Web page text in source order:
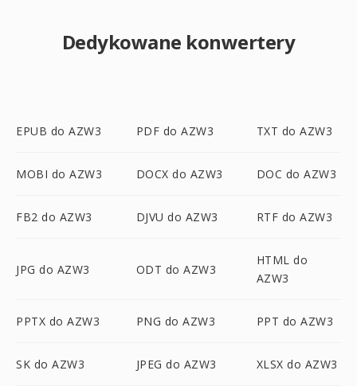
Dedykowane konwertery
EPUB do AZW3 PDF do AZW3 TXT do AZW3
MOBI do AZW3 DOCX do AZW3 DOC do AZW3
FB2 do AZW3 DJVU do AZW3 RTF do AZW3
JPG do AZW3 ODT do AZW3
HTML do
AZW3
PPTX do AZW3 PNG do AZW3 PPT do AZW3
SK do AZW3 JPEG do AZW3 XLSX do AZW3